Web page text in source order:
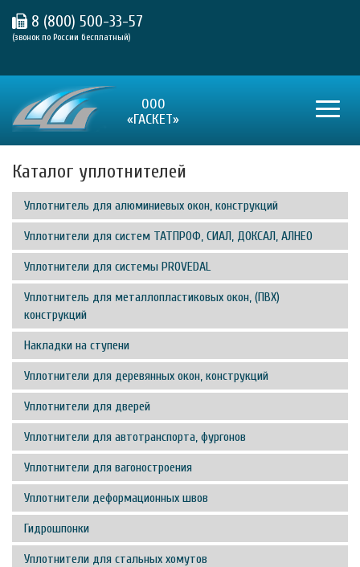
8 (800) 500-33-57
(звонок по России бесплатный)
Toggle
ООО
«ГАСКЕТ»
Каталог уплотнителей
Уплотнитель для алюминиевых окон, конструкций
Уплотнители для систем ТАТПРОФ, СИАЛ, ДОКСАЛ, АЛНЕО
Уплотнители для системы PROVEDAL
Уплотнитель для металлопластиковых окон, (ПВХ)
конструкций
Накладки на ступени
Уплотнители для деревянных окон, конструкций
Уплотнители для дверей
Уплотнители для автотранспорта, фургонов
Уплотнители для вагоностроения
Уплотнители деформационных швов
Гидрошпонки
Уплотнители для стальных хомутов